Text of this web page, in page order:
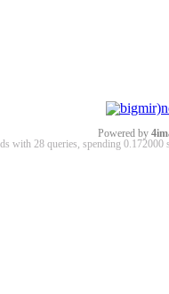
Powered by
with 28 queries, spending